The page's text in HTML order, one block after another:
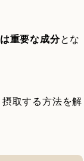
重要な成分とな
取する方法を解